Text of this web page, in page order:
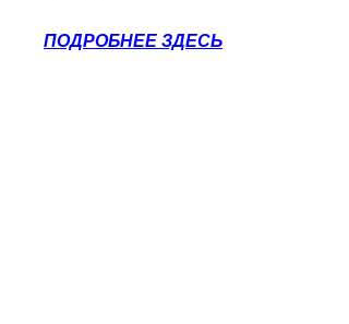
ПОДРОБНЕЕ ЗДЕСЬ